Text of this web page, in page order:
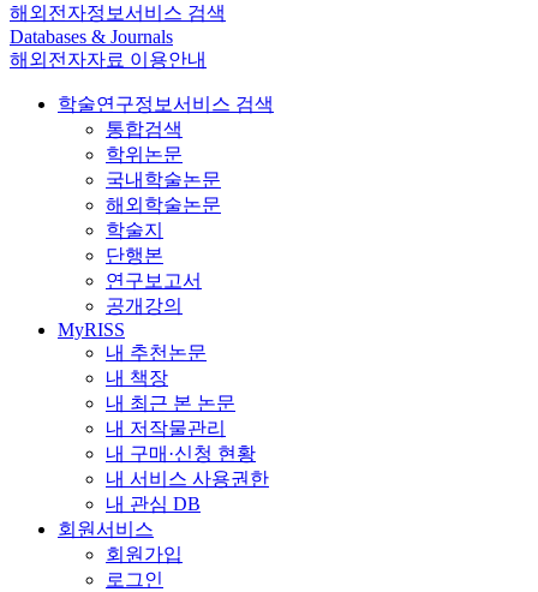
해외전자정보서비스 검색
Databases & Journals
해외전자자료 이용안내
학술연구정보서비스 검색
통합검색
학위논문
국내학술논문
해외학술논문
학술지
단행본
연구보고서
공개강의
MyRISS
내 추천논문
내 책장
내 최근 본 논문
내 저작물관리
내 구매·신청 현황
내 서비스 사용권한
내 관심 DB
회원서비스
회원가입
로그인